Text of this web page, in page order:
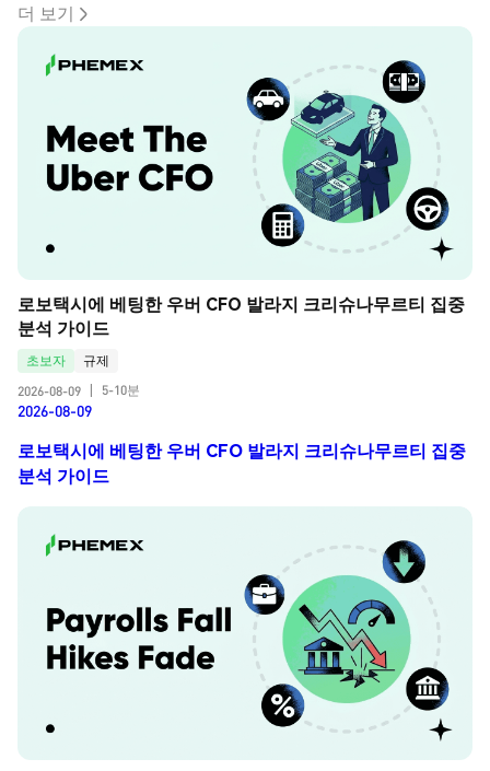
더 보기
로보택시에 베팅한 우버 CFO 발라지 크리슈나무르티 집중
분석 가이드
초보자
규제
2026-08-09
5-10분
2026-08-09
로보택시에 베팅한 우버 CFO 발라지 크리슈나무르티 집중
분석 가이드